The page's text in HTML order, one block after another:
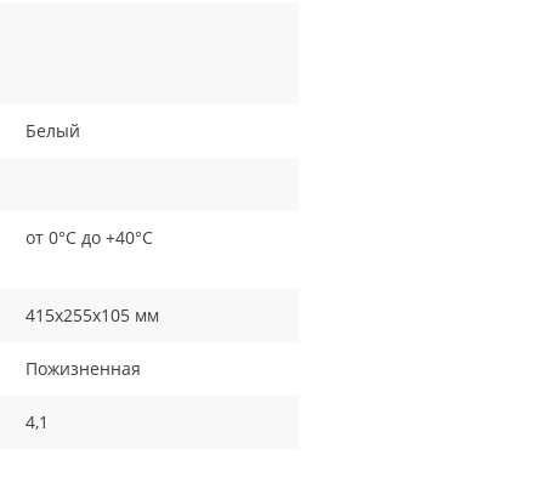
Белый
от 0°С до +40°С
415х255х105 мм
Пожизненная
4,1